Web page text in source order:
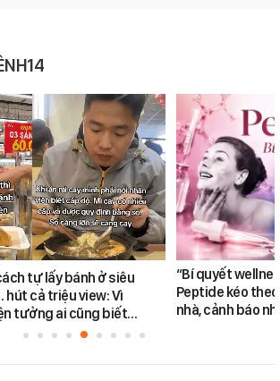
tự lấy bánh ở siêu
hút cả triệu view: Vì
tưởng ai cũng biết…
“Bí quyết
Peptide kéo
nhà, cảnh báo